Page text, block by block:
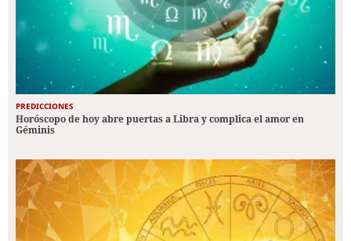
PREDICCIONES
Horóscopo de hoy abre puertas a Libra y complica el amor en
Géminis